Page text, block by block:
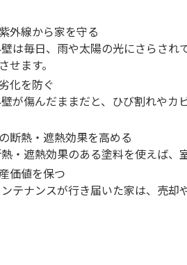
外線から家を守る
は毎日、雨や太陽の光にさらされ
せます。
化を防ぐ
が傷んだままだと、ひび割れやカ
断熱・遮熱効果を高める
・遮熱効果のある塗料を使えば、
価値を保つ
テナンスが行き届いた家は、売却